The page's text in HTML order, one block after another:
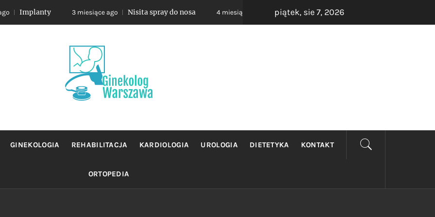
3 miesiące ago Nisita spray do nosa 4 miesiące ago Rezonans Warszawa 4 miesiące ago
piątek, sie 7, 2026
WARSZAWA
sie profilaktyka oraz leczeniem chorob zenskich. Wybierz najlepszego Ginekologa.
GINEKOLOGIA REHABILITACJA KARDIOLOGIA UROLOGIA DIETETYKA KONTAKT
ORTOPEDIA